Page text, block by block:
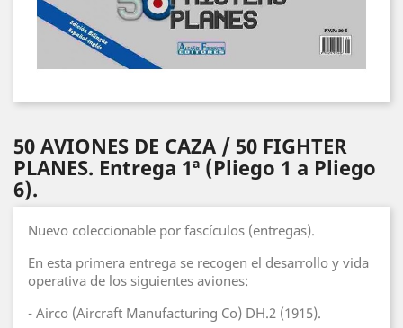
50 AVIONES DE CAZA / 50 FIGHTER
PLANES. Entrega 1ª (Pliego 1 a Pliego
6).
Nuevo coleccionable por fascículos (entregas).
En esta primera entrega se recogen el desarrollo y vida
operativa de los siguientes aviones:
- Airco (Aircraft Manufacturing Co) DH.2 (1915).